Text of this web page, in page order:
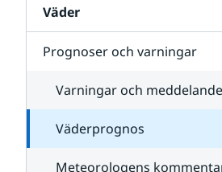
Väder
Prognoser och varningar
Varningar och
Väderprognos
Meteorologens